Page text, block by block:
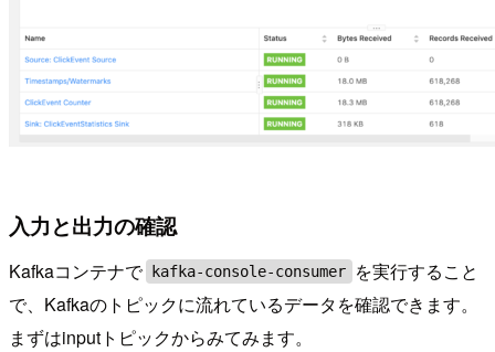
入力と出力の確認
Kafkaコンテナで kafka-console-consumer
を実行すること
で、Kafkaのトピックに流れているデータを確認できます。
まずはinputトピックからみてみます。